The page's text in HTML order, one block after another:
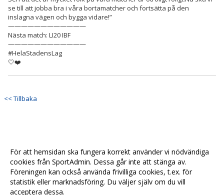
se till att jobba bra i våra bortamatcher och fortsätta på den
inslagna vägen och bygga vidare!”
————————————
Nästa match: LI20 IBF
————————————
#HelaStadensLag
🤍❤️
<< Tillbaka
För att hemsidan ska fungera korrekt använder vi nödvändiga
cookies från SportAdmin. Dessa går inte att stänga av.
Föreningen kan också använda frivilliga cookies, t.ex. för
statistik eller marknadsföring. Du väljer själv om du vill
acceptera dessa.